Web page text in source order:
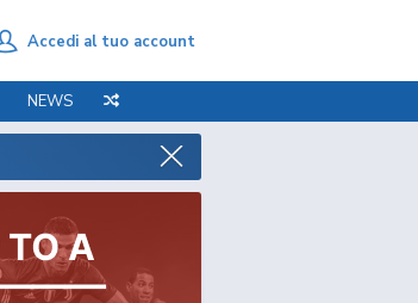
Accedi al tuo account
NEWS